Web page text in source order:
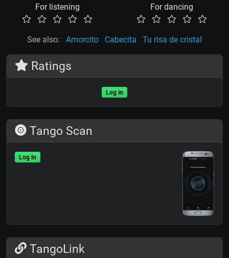
For listening For dancing
See also: Amorcito Cabecita Tu risa de cristal
Ratings
Log in
Tango Scan
Log in
TangoLink